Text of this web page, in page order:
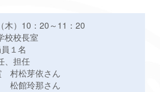
木）10：20～11：20
校校長室
１名
、担任
松芽依さん
玲那さん